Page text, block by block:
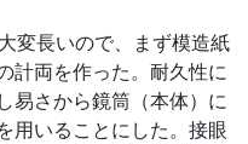
変長いので、まず模造紙
計両を作った。耐久性に
易さから鏡筒（本体）に
用いることにした。接眼